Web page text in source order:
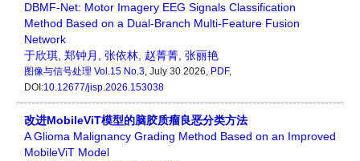
DBMF-Net: Motor Imagery EEG Signals Classification
Method Based on a Dual-Branch Multi-Feature Fusion
Network
于欣琪 郑钟月 张依林 赵菁菁 张丽艳
图像与信号处理 Vol.15 No.3, July 30 2026, PDF,
DOI:10.12677/jisp.2026.153038
改进MobileViT模型的脑胶质瘤良恶分类方法
A Glioma Malignancy Grading Method Based on an Improved
MobileViT Model